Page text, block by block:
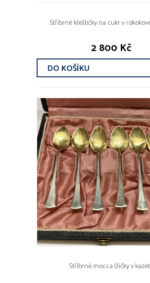
Stříbrné kleštičky na cukr v
2 800 Kč
DO KOŠÍKU
Stříbrné mocca lžičky v